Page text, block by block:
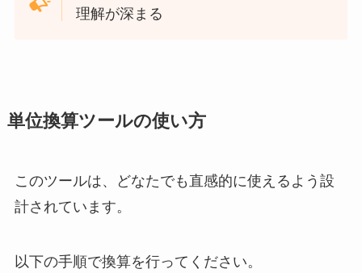
理解が深まる
単位換算ツールの使い方
このツールは、どなたでも直感的に使えるよう設
計されています。
以下の手順で換算を行ってください。